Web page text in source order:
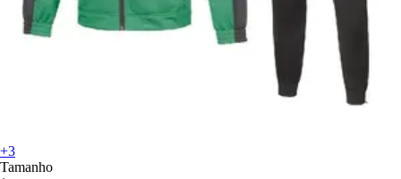
+3
Tamanho